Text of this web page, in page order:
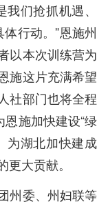
们抢抓机遇、
行动。”恩施州
以本次训练营为
施这片充满希望
社部门也将全程
恩施加快建设“绿
为湖北加快建成
大贡献。
州委、州妇联等